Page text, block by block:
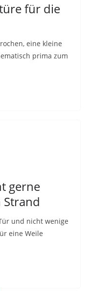
für die
eine kleine
prima zum
gerne
und nicht wenige
eine Weile